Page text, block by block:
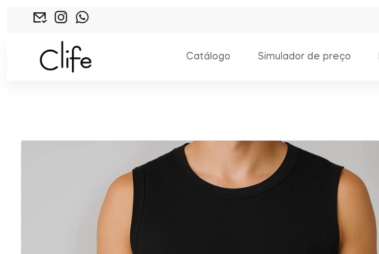
Catálogo Simulador de preço